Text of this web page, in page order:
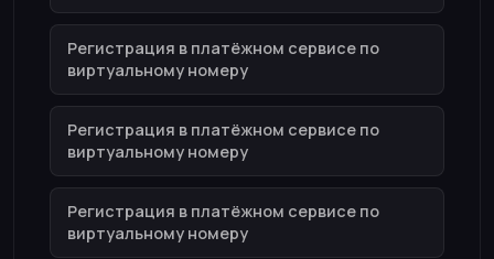
Регистрация в платёжном сервисе по
виртуальному номеру
Регистрация в платёжном сервисе по
виртуальному номеру
Регистрация в платёжном сервисе по
виртуальному номеру